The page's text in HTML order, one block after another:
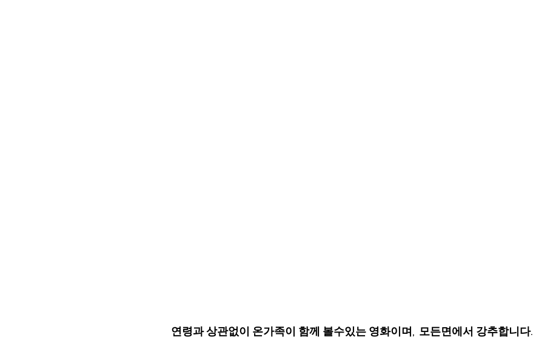
연령과 상관없이 온가족이 함께 볼수있는 영화이며,  모든면에서 강추합니다.